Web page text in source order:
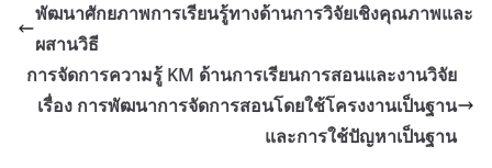
พัฒนาศักยภาพการเรียนรู้ทางด้านการวิจัยเชิงคุณภาพและ
ผสานวิธี
การจัดการความรู้ KM ด้านการเรียนการสอนและงานวิจัย
เรื่อง การพัฒนาการจัดการสอนโดยใช้โครงงานเป็นฐาน
และการใช้ปัญหาเป็นฐาน